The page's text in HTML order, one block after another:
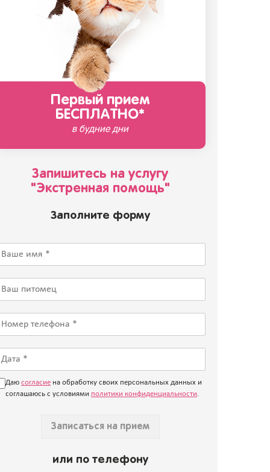
Первый прием
БЕСПЛАТНО*
в будние дни
Запишитесь на услугу
"Экстренная помощь"
Заполните форму
Даю согласие на обработку своих персональных данных и
соглашаюсь с условиями политики конфиденциальности.
Записаться на прием
или по телефону